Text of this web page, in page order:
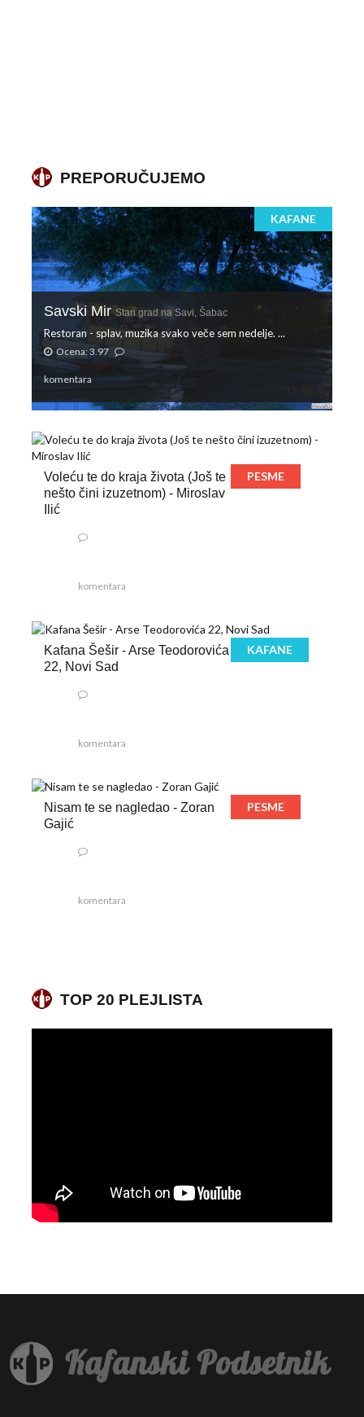
PREPORUČUJEMO
KAFANE
Savski MirStari grad na Savi, Šabac
Restoran - splav, muzika svako veče sem nedelje. ...
Ocena: 3.97
komentara
Voleću te do kraja života (Još te
nešto čini izuzetnom) - Miroslav
Ilić
PESME
komentara
Kafana Šešir - Arse Teodorovića
22, Novi Sad
KAFANE
komentara
Nisam te se nagledao - Zoran
Gajić
PESME
komentara
TOP 20 PLEJLISTA